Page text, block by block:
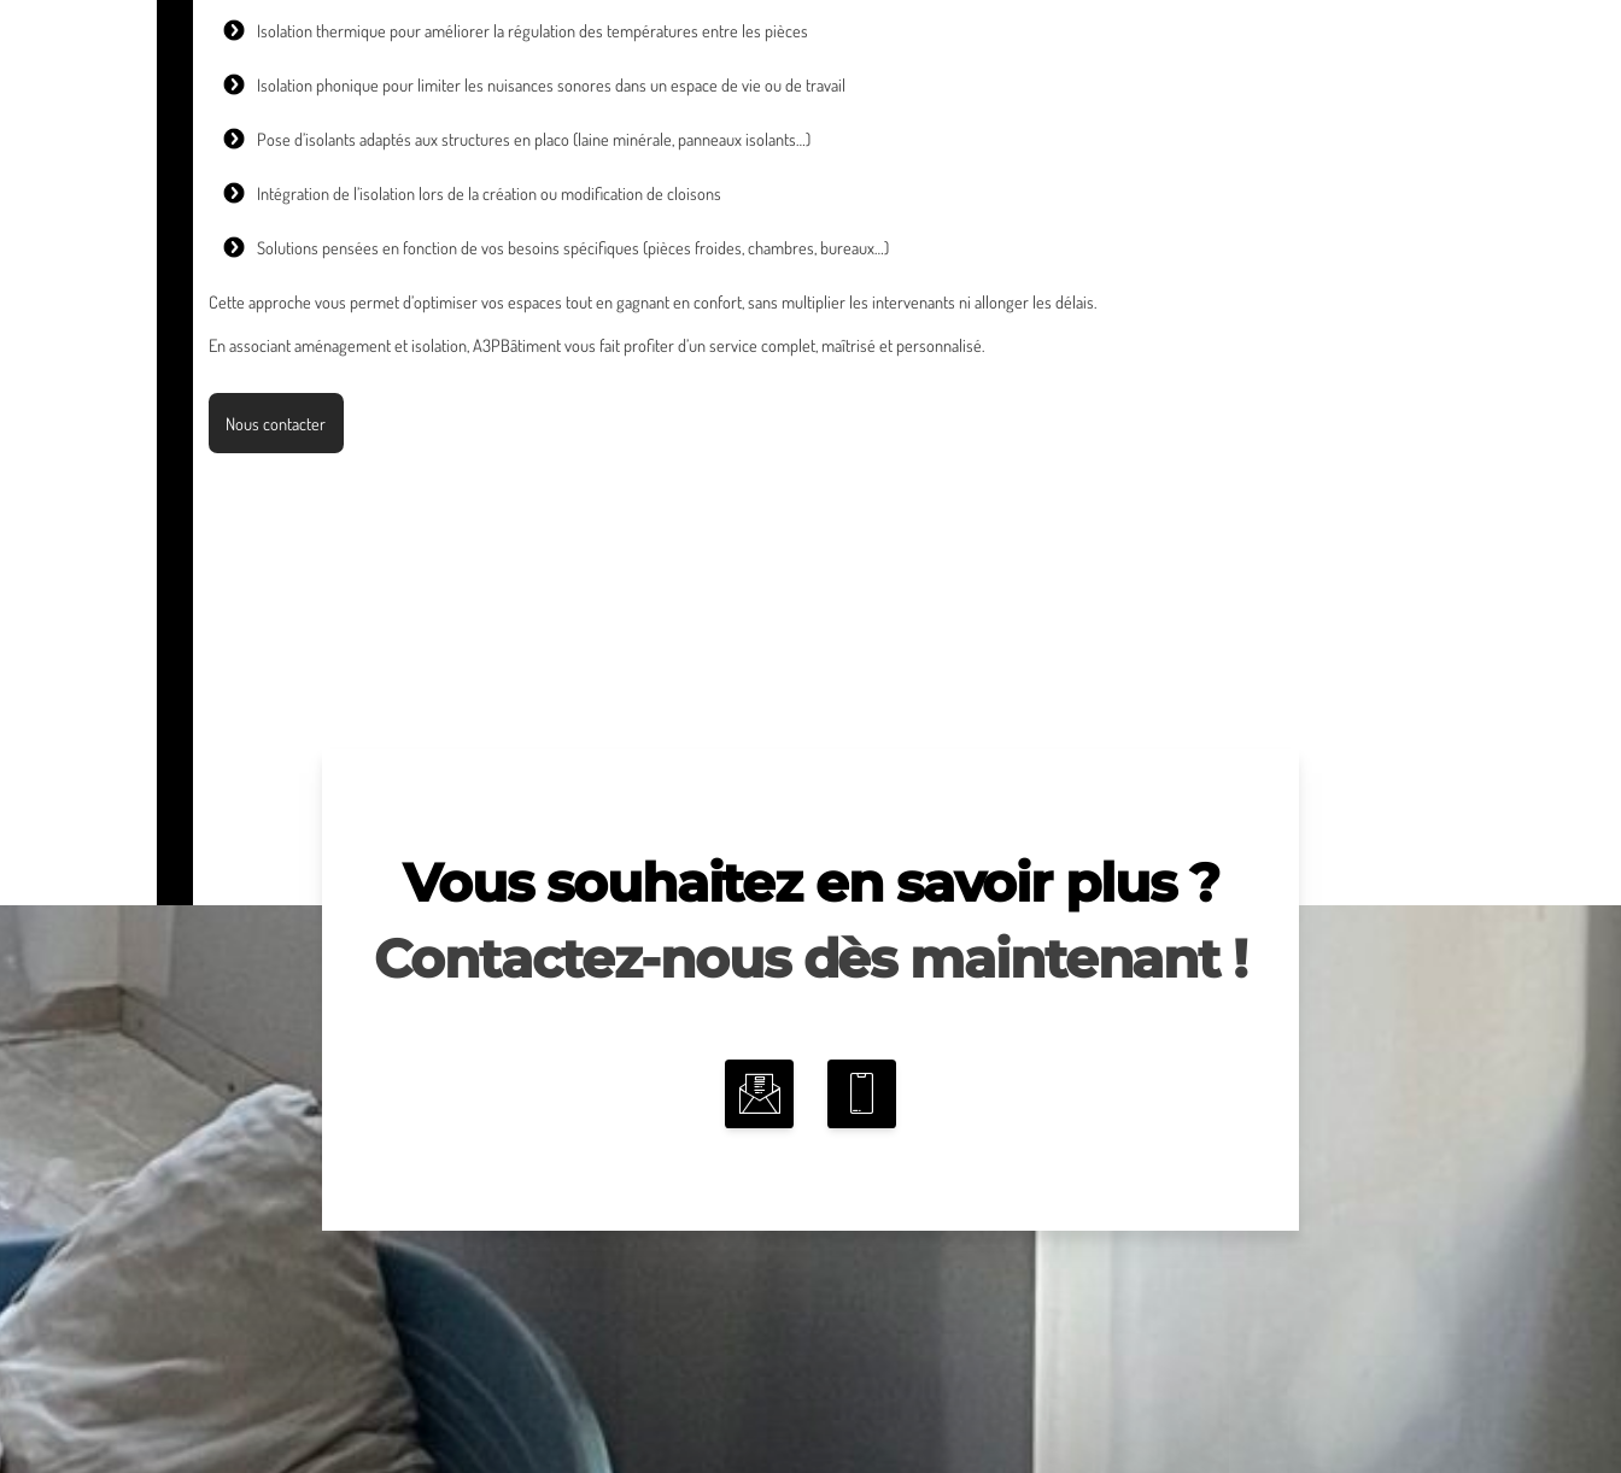
Isolation thermique pour améliorer la régulation des températures entre les pièces
Isolation phonique pour limiter les nuisances sonores dans un espace de vie ou de travail
Pose d’isolants adaptés aux structures en placo (laine minérale, panneaux isolants…)
Intégration de l’isolation lors de la création ou modification de cloisons
Solutions pensées en fonction de vos besoins spécifiques (pièces froides, chambres, bureaux…)
Cette approche vous permet d’optimiser vos espaces tout en gagnant en confort, sans multiplier les intervenants ni allonger les délais.
En associant aménagement et isolation, A3PBâtiment vous fait profiter d’un service complet, maîtrisé et personnalisé.
Nous contacter
Vous souhaitez en savoir plus ?
Contactez-nous dès maintenant !